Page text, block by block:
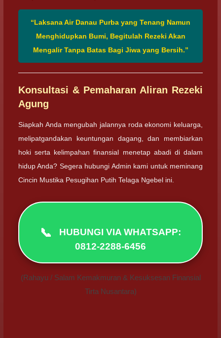
“Laksana Air Danau Purba yang Tenang Namun
Menghidupkan Bumi, Begitulah Rezeki Akan
Mengalir Tanpa Batas Bagi Jiwa yang Bersih.”
Konsultasi & Pemaharan Aliran Rezeki
Agung
Siapkah Anda mengubah jalannya roda ekonomi keluarga,
melipatgandakan keuntungan dagang, dan membiarkan
hoki serta kelimpahan finansial menetap abadi di dalam
hidup Anda? Segera hubungi Admin kami untuk meminang
Cincin Mustika Pesugihan Putih Telaga Ngebel ini.
📞
HUBUNGI VIA WHATSAPP:
0812-2288-6456
(Rahayu / Salam Kemakmuran & Kesuksesan Finansial
Tirta Nusantara)